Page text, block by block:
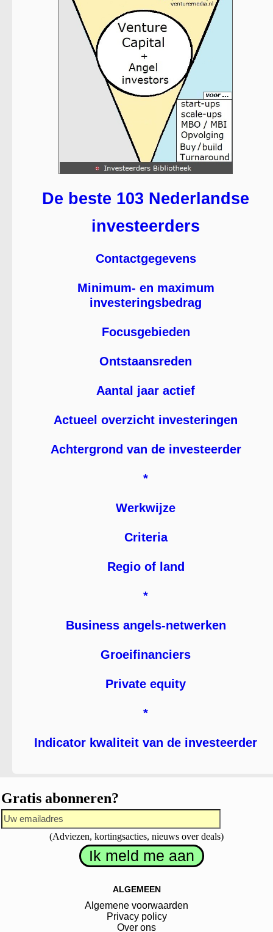
De beste 103 Nederlandse
investeerders
Contactgegevens
Minimum- en maximum
investeringsbedrag
Focusgebieden
Ontstaansreden
Aantal jaar actief
Actueel overzicht investeringen
Achtergrond van de investeerder
*
Werkwijze
Criteria
Regio of land
*
Business angels-netwerken
Groeifinanciers
Private equity
*
Indicator kwaliteit van de investeerder
Gratis abonneren?
(Adviezen, kortingsacties, nieuws over deals)
ALGEMEEN
Algemene voorwaarden
Privacy policy
Over ons